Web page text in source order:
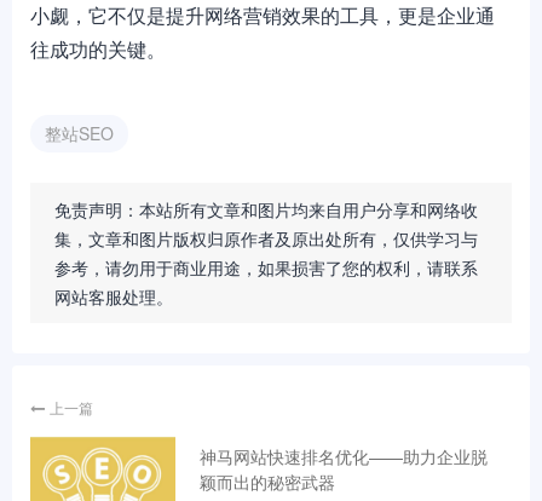
小觑，它不仅是提升网络营销效果的工具，更是企业通
往成功的关键。
整站SEO
免责声明：本站所有文章和图片均来自用户分享和网络收
集，文章和图片版权归原作者及原出处所有，仅供学习与
参考，请勿用于商业用途，如果损害了您的权利，请联系
网站客服处理。
上一篇
神马网站快速排名优化——助力企业脱
颖而出的秘密武器